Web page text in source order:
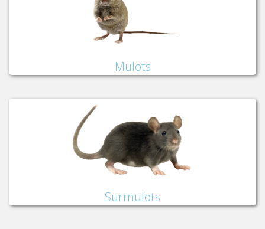
Mulots
Surmulots